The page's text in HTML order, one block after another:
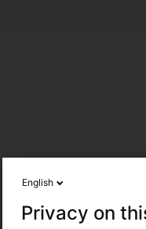
English
Privacy on